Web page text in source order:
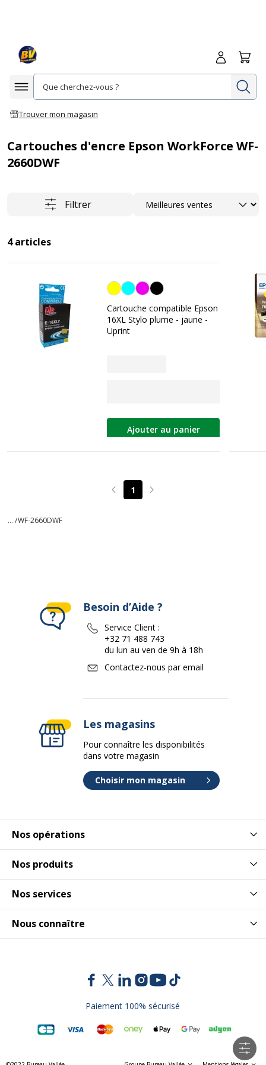
Afficher la navigation
Trouver mon magasin
Me
Cartouches d'encre Epson WorkForce WF-
2660DWF
Filtrer Trier
4 articles
Jaune
Cartouche compatible Epson
16XL Stylo plume - jaune -
Uprint
Ajouter au panier
Page précédente
1 Page suivante
... /WF-2660DWF
Nos opérations
Nos produits
Nos services
Nous connaître
Besoin d’Aide ?
Service Client :
+32 71 488 743
du lun au ven de 9h à 18h
Contactez-nous par email
Les magasins
Pour connaître les disponibilités
dans votre magasin
Choisir mon magasin
Paiement 100% sécurisé